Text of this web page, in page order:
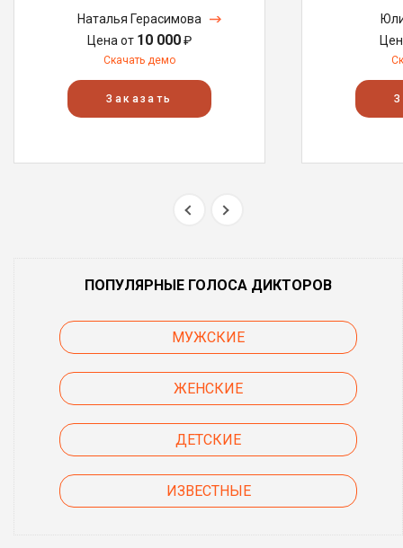
Наталья Герасимова
Цена от 10 000₽
Скачать демо
Заказать
ПОПУЛЯРНЫЕ ГОЛОСА ДИКТОРОВ
МУЖСКИЕ
ЖЕНСКИЕ
ДЕТСКИЕ
ИЗВЕСТНЫЕ